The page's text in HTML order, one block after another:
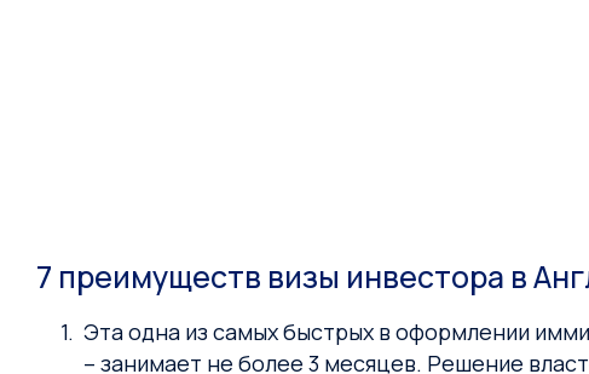
7 преимуществ визы инвестора в
Эта одна из самых быстрых в оформлении
– занимает не более 3 месяцев. Решение